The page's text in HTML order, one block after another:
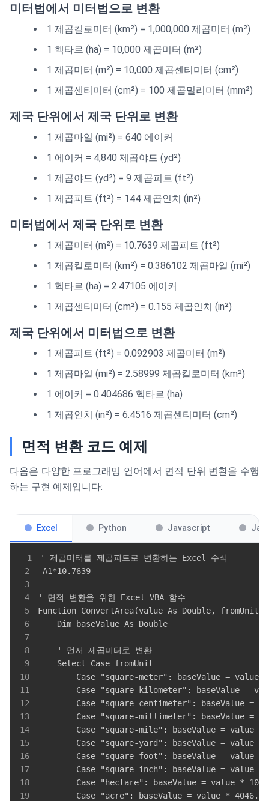
미터법에서 미터법으로 변환
1 제곱킬로미터 (km²) = 1,000,000 제곱미터 (m²)
1 헥타르 (ha) = 10,000 제곱미터 (m²)
1 제곱미터 (m²) = 10,000 제곱센티미터 (cm²)
1 제곱센티미터 (cm²) = 100 제곱밀리미터 (mm²)
제국 단위에서 제국 단위로 변환
1 제곱마일 (mi²) = 640 에이커
1 에이커 = 4,840 제곱야드 (yd²)
1 제곱야드 (yd²) = 9 제곱피트 (ft²)
1 제곱피트 (ft²) = 144 제곱인치 (in²)
미터법에서 제국 단위로 변환
1 제곱미터 (m²) = 10.7639 제곱피트 (ft²)
1 제곱킬로미터 (km²) = 0.386102 제곱마일 (mi²)
1 헥타르 (ha) = 2.47105 에이커
1 제곱센티미터 (cm²) = 0.155 제곱인치 (in²)
제국 단위에서 미터법으로 변환
1 제곱피트 (ft²) = 0.092903 제곱미터 (m²)
1 제곱마일 (mi²) = 2.58999 제곱킬로미터 (km²)
1 에이커 = 0.404686 헥타르 (ha)
1 제곱인치 (in²) = 6.4516 제곱센티미터 (cm²)
면적 변환 코드 예제
다음은 다양한 프로그래밍 언어에서 면적 단위 변환을 수행
하는 구현 예제입니다:
Excel Python Javascript
1
2
=A1*10.7639
3
4
5
6
    Dim baseValue As Double
7
8
    ' 먼저 제곱미터로 변환
9
10
        Case "square-meter": baseValue = value
11
12
13
14
15
16
17
18
19